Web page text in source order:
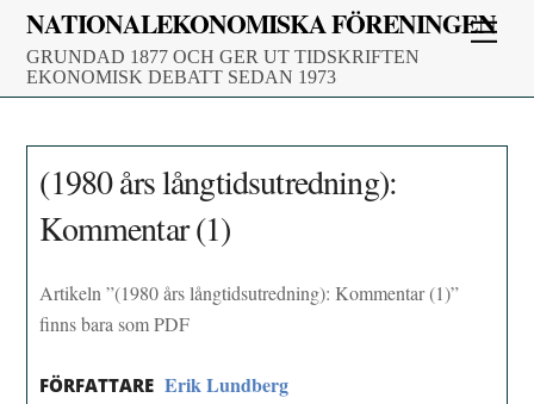
Skip
content
NATIONALEKONOMISKA FÖRENINGEN
GRUNDAD 1877 OCH GER UT TIDSKRIFTEN
EKONOMISK DEBATT SEDAN 1973
(1980 års långtidsutredning):
Kommentar (1)
Artikeln ”(1980 års långtidsutredning): Kommentar (1)”
finns bara som PDF
FÖRFATTARE Erik Lundberg